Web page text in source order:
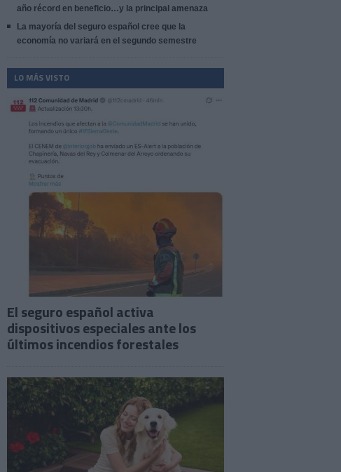
año récord en beneficio…y la principal amenaza
La mayoría del seguro español cree que la
economía no variará en el segundo semestre
LO MÁS VISTO
El seguro español activa
dispositivos especiales ante los
últimos incendios forestales